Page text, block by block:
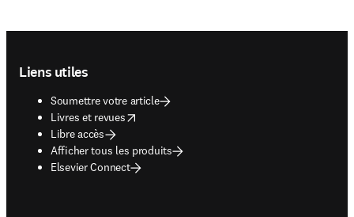
Liens utiles
Soumettre votre article
Livres et revues
opens in new tab/window
Libre accès
Afficher tous les produits
Elsevier Connect